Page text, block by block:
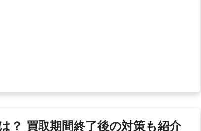
？ 買取期間終了後の対策も紹介